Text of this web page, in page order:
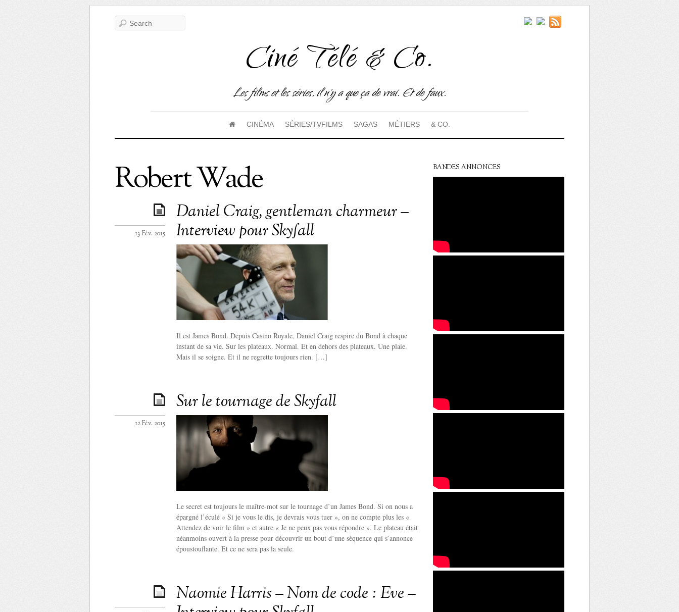
Ciné Télé & Co.
Les films et les séries, il n'y a que ça de vrai. Et de faux.
CINÉMA SÉRIES/TVFILMS SAGAS MÉTIERS & CO.
Robert Wade
Daniel Craig, gentleman charmeur –
Interview pour Skyfall
13 Fév. 2015
Il est James Bond. Depuis Casino Royale, Daniel Craig respire du Bond à chaque
instant de sa vie. Sur les plateaux. Normal. Et en dehors des plateaux. Une plaie.
Mais il se soigne. Et il ne regrette toujours rien. […]
Sur le tournage de Skyfall
12 Fév. 2015
Le secret est toujours le maître-mot sur le tournage d’un James Bond. Si on nous a
épargné l’éculé « Si je vous le dis, je devrais vous tuer », on ne compte plus les «
Attendez de voir le film » et autre « Je ne peux pas vous répondre ». Le plateau était
néanmoins ouvert à la presse pour découvrir un bout d’une séquence qui s’annonce
époustouflante. Et ce ne sera pas la seule.
Naomie Harris – Nom de code : Eve –
BANDES ANNONCES